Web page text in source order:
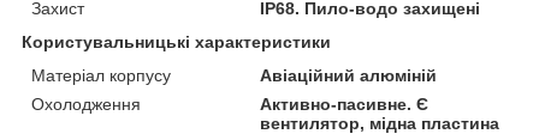
Захист
IP68. Пило-водо захищені
Користувальницькі характеристики
Матеріал корпусу
Авіаційний алюміній
Охолодження
Активно-пасивне. Є
вентилятор, мідна пластина